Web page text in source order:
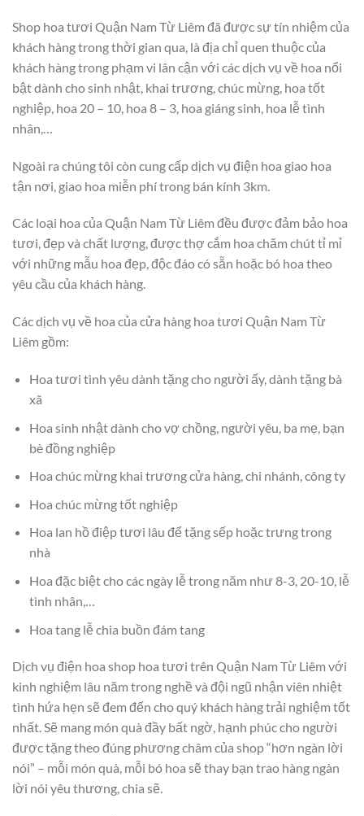
Shop hoa tươi Quận Nam Từ Liêm đã được sự tín nhiệm của
khách hàng trong thời gian qua, là địa chỉ quen thuộc của
khách hàng trong phạm vi lân cận với các dịch vụ về hoa nổi
bật dành cho sinh nhật, khai trương, chúc mừng, hoa tốt
nghiệp, hoa 20 – 10, hoa 8 – 3, hoa giáng sinh, hoa lễ tình
nhân,…
Ngoài ra chúng tôi còn cung cấp dịch vụ điện hoa giao hoa
tận nơi, giao hoa miễn phí trong bán kính 3km.
Các loại hoa của Quận Nam Từ Liêm đều được đảm bảo hoa
tươi, đẹp và chất lượng, được thợ cắm hoa chăm chút tỉ mỉ
với những mẫu hoa đẹp, độc đáo có sẵn hoặc bó hoa theo
yêu cầu của khách hàng.
Các dịch vụ về hoa của cửa hàng hoa tươi Quận Nam Từ
Liêm gồm:
Hoa tươi tình yêu dành tặng cho người ấy, dành tặng bà
xã
Hoa sinh nhật dành cho vợ chồng, người yêu, ba mẹ, bạn
bè đồng nghiệp
Hoa chúc mừng khai trương cửa hàng, chi nhánh, công ty
Hoa chúc mừng tốt nghiệp
Hoa lan hồ điệp tươi lâu để tặng sếp hoặc trưng trong
nhà
Hoa đặc biệt cho các ngày lễ trong năm như 8-3, 20-10, lễ
tình nhân,…
Hoa tang lễ chia buồn đám tang
Dịch vụ điện hoa shop hoa tươi trên Quận Nam Từ Liêm với
kinh nghiệm lâu năm trong nghề và đội ngũ nhận viên nhiệt
tình hứa hẹn sẽ đem đến cho quý khách hàng trải nghiệm tốt
nhất. Sẽ mang món quà đầy bất ngờ, hạnh phúc cho người
được tặng theo đúng phương châm của shop “hơn ngàn lời
nói” – mỗi món quà, mỗi bó hoa sẽ thay bạn trao hàng ngàn
lời nói yêu thương, chia sẽ.